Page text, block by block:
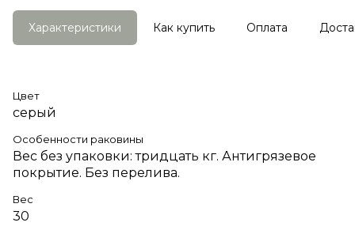
Характеристики Как купить Оплата
Цвет
серый
Особенности раковины
Вес без упаковки: тридцать кг. Антигрязевое
покрытие. Без перелива.
Вес
30